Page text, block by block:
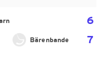
6
7
Bärenbande